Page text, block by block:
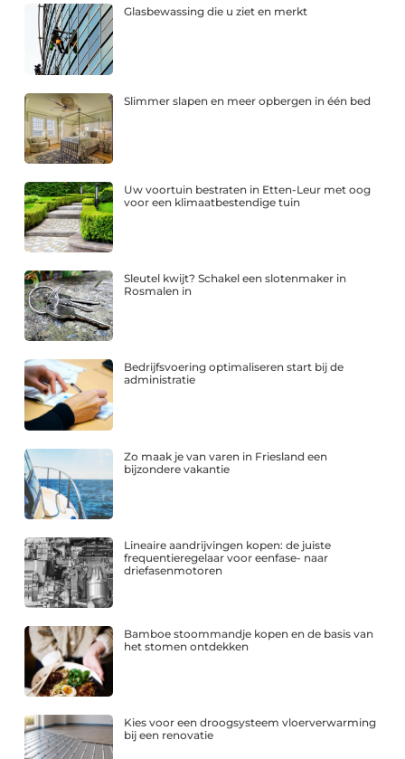
Glasbewassing die u ziet en merkt
Slimmer slapen en meer opbergen in één bed
Uw voortuin bestraten in Etten-Leur met oog
voor een klimaatbestendige tuin
Sleutel kwijt? Schakel een slotenmaker in
Rosmalen in
Bedrijfsvoering optimaliseren start bij de
administratie
Zo maak je van varen in Friesland een
bijzondere vakantie
Lineaire aandrijvingen kopen: de juiste
frequentieregelaar voor eenfase- naar
driefasenmotoren
Bamboe stoommandje kopen en de basis van
het stomen ontdekken
Kies voor een droogsysteem vloerverwarming
bij een renovatie